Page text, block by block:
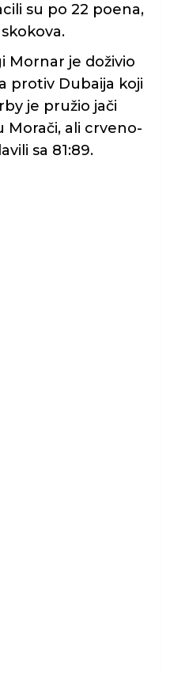
su po 22 poena,
Mornar je doživio
protiv Dubaija koji
je pružio jači
Morači, ali crveno-
sa 81:89.